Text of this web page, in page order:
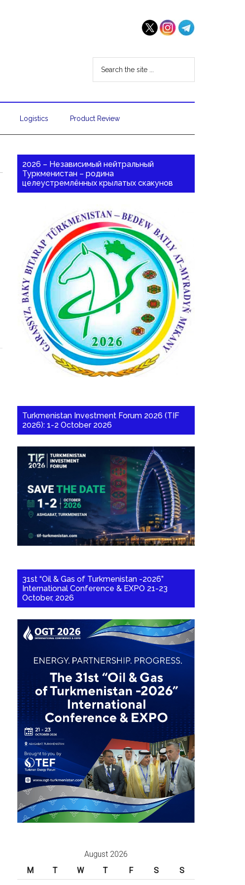
Logistics Product Review
2026 – Независимый нейтральный
Туркменистан – родина
целеустремлённых крылатых скакунов
Turkmenistan Investment Forum 2026 (TIF
2026): 1-2 October 2026
31st “Oil & Gas of Turkmenistan -2026”
International Conference & EXPO 21-23
October, 2026
August 2026
M
T W T F S S